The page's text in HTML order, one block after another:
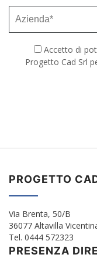
Accetto di
Progetto Cad Srl
PROGETTO
Via Brenta, 50/B
36077 Altavilla
Tel. 0444 572323
PRESENZA